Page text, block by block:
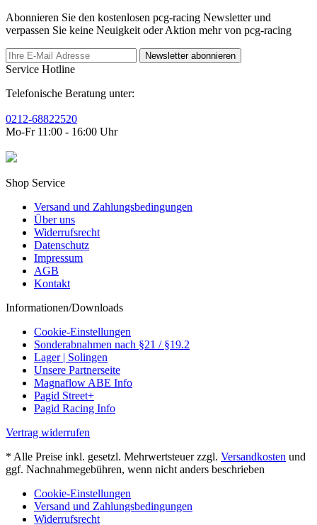
Abonnieren Sie den kostenlosen pcg-racing Newsletter und
verpassen Sie keine Neuigkeit oder Aktion mehr von pcg-racing
Newsletter abonnieren
Service Hotline
Telefonische Beratung unter:
0212-68822520
Mo-Fr 11:00 - 16:00 Uhr
Shop Service
Versand und Zahlungsbedingungen
Über uns
Widerrufsrecht
Datenschutz
Impressum
AGB
Kontakt
Informationen/Downloads
Cookie-Einstellungen
Sonderabnahmen nach §21 / §19.2
Lager | Solingen
Unsere Partnerseite
Magnaflow ABE Info
Pagid Street+
Pagid Racing Info
Vertrag widerrufen
* Alle Preise inkl. gesetzl. Mehrwertsteuer zzgl. Versandkosten und
ggf. Nachnahmegebühren, wenn nicht anders beschrieben
Cookie-Einstellungen
Versand und Zahlungsbedingungen
Widerrufsrecht